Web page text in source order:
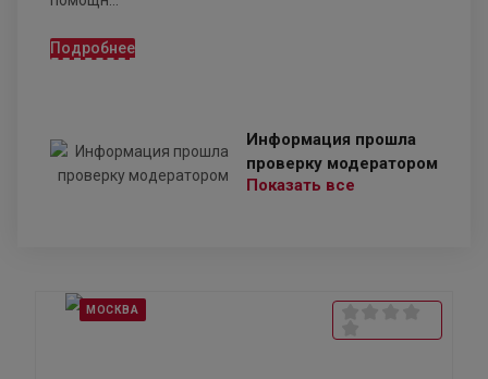
Подробнее
Информация прошла
проверку модератором
Показать все
МОСКВА